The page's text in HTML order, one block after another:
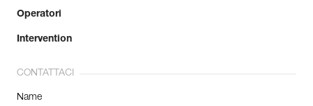
Operatori
Intervention
CONTATTACI
Name